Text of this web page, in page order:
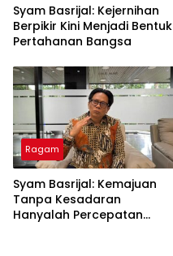
Syam Basrijal: Kejernihan
Berpikir Kini Menjadi Bentuk
Pertahanan Bangsa
Ragam
Syam Basrijal: Kemajuan
Tanpa Kesadaran
Hanyalah Percepatan